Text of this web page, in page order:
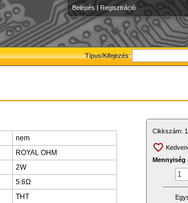
Belépés | Regisztráció
Típus/Kifejezés:
nem
ROYAL OHM
2W
5.6Ω
THT
Cikkszám:
Mennyiség